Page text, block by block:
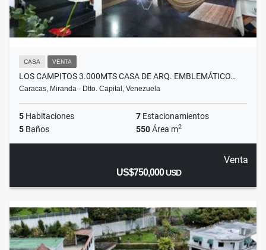
CASA VENTA
LOS CAMPITOS 3.000MTS CASA DE ARQ. EMBLEMÁTICO…
Caracas, Miranda - Dtto. Capital, Venezuela
5 Habitaciones 7 Estacionamientos
5 Baños 550Área m2
Venta
US$750,000USD